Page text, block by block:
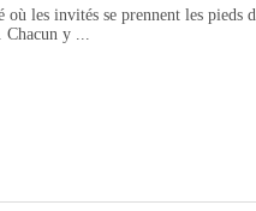
les invités se prennent les pieds
Chacun y ...